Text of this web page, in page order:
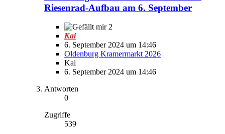
Riesenrad-Aufbau am 6. September
2
Kai
6. September 2024 um 14:46
Oldenburg Kramermarkt 2026
Kai
6. September 2024 um 14:46
Antworten
0
Zugriffe
539